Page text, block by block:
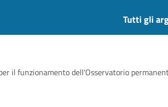
Tutti gli
il funzionamento dell'Osservatorio